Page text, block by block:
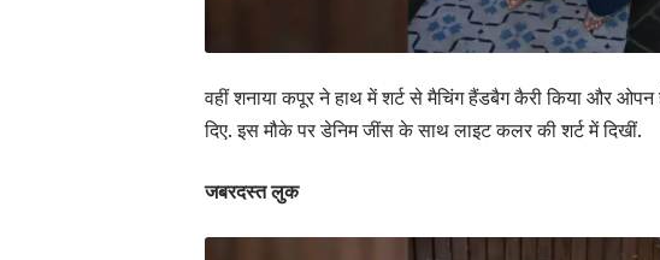
वहीं शनाया कपूर ने हाथ में शर्ट से मैचिंग हैंडबैग कैरी किया और
दिए. इस मौके पर डेनिम जींस के साथ लाइट कलर की शर्ट में दिखीं.
जबरदस्त लुक